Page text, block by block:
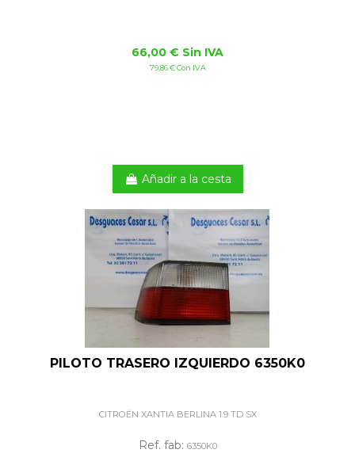
66,00 € Sin IVA
79,86 € Con IVA
Añadir a la cesta
PILOTO TRASERO IZQUIERDO 6350K0
CITROËN XANTIA BERLINA 1.9 TD SX
Ref. fab: 6350K0